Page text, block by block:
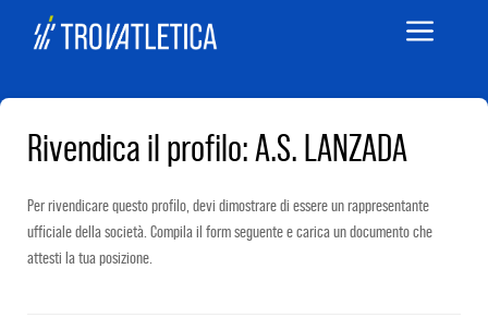
Menu
Rivendica il profilo: A.S. LANZADA
Per rivendicare questo profilo, devi dimostrare di essere un rappresentante
ufficiale della società. Compila il form seguente e carica un documento che
attesti la tua posizione.